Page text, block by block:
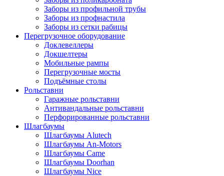
Заборы из профильной трубы
Заборы из профнастила
Заборы из сетки рабицы
Перегрузочное оборудование
Доклевеллеры
Докшелтеры
Мобильные рампы
Перегрузочные мосты
Подъёмные столы
Рольставни
Гаражные рольставни
Антивандальные рольставни
Перфорированные рольставни
Шлагбаумы
Шлагбаумы Alutech
Шлагбаумы An-Motors
Шлагбаумы Came
Шлагбаумы Doorhan
Шлагбаумы Nice